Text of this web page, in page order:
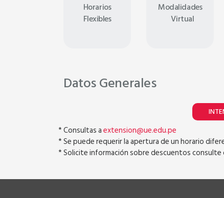
Horarios
Flexibles
Modalidades
Virtual
Datos Generales
* Consultas aextension@ue.edu.pe
* Se puede requerir la apertura de un horario
* Solicite información sobre descuentos consulte